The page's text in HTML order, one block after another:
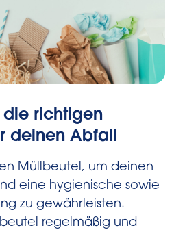
die richtigen
deinen Abfall
Müllbeutel, um deinen
eine hygienische sowie
zu gewährleisten.
regelmäßig und